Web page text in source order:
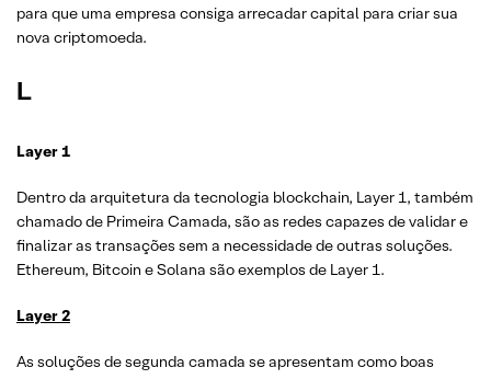
para que uma empresa consiga arrecadar capital para criar sua
nova criptomoeda.
L
Layer 1
Dentro da arquitetura da tecnologia blockchain, Layer 1, também
chamado de Primeira Camada, são as redes capazes de validar e
finalizar as transações sem a necessidade de outras soluções.
Ethereum, Bitcoin e Solana são exemplos de Layer 1.
Layer 2
As soluções de segunda camada se apresentam como boas